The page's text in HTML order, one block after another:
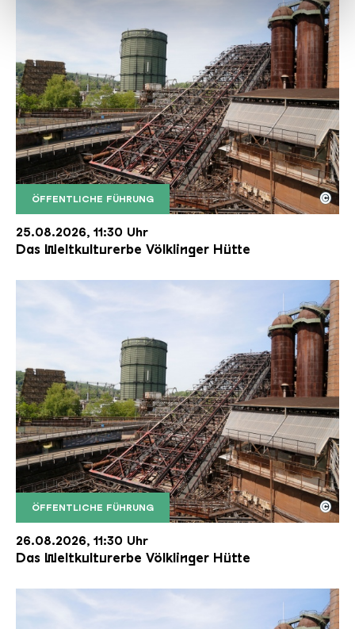
ÖFFENTLICHE FÜHRUNG
Der Erzschrägaufzug der Völklinger Hütte mit
Copyright: Weltkulturerbe Völklinger Hütte | Karl
©
25.08.2026, 11:30 Uhr
Das Weltkulturerbe Völklinger Hütte
ÖFFENTLICHE FÜHRUNG
Der Erzschrägaufzug der Völklinger Hütte mit
Copyright: Weltkulturerbe Völklinger Hütte | Karl
©
26.08.2026, 11:30 Uhr
Das Weltkulturerbe Völklinger Hütte